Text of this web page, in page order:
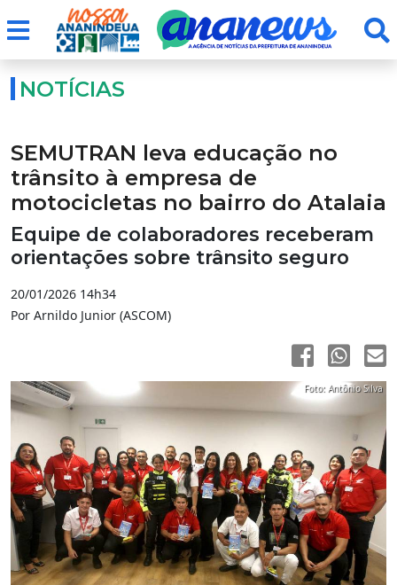
NOTÍCIAS
SEMUTRAN leva educação no
trânsito à empresa de
motocicletas no bairro do Atalaia
Equipe de colaboradores receberam
orientações sobre trânsito seguro
20/01/2026 14h34
Por Arnildo Junior (ASCOM)
Foto: Antônio Silva